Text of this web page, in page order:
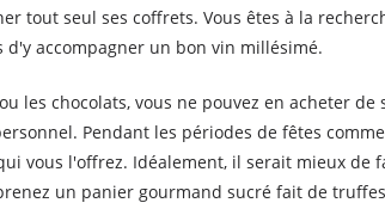
tout seul ses coffrets. Vous êtes à la
d'y accompagner un bon vin millésimé.
les chocolats, vous ne pouvez en acheter
Pendant les périodes de fêtes
vous l'offrez. Idéalement, il serait mieux de
un panier gourmand sucré fait de